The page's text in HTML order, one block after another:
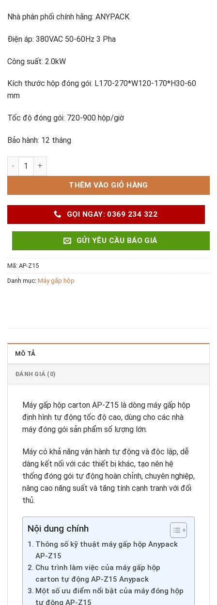
Nhà phân phối chính hãng: ANYPACK
Điện áp: 380VAC 50-60Hz 3 Pha
Công suất: 2.0kW
Kích thước hộp đóng gói: L170-270*W120-170*H30-60
mm
Tốc độ đóng gói: 720-900 hộp/giờ
Bảo hành: 12 tháng
Máy gấp hộp carton tự động AP-Z15 số lượng
THÊM VÀO GIỎ HÀNG
GỌI NGAY: 0369 234 322
GỬI YÊU CẦU BÁO GIÁ
Mã: AP-Z15
Danh mục: Máy gấp hộp
MÔ TẢ
ĐÁNH GIÁ (0)
Máy gấp hộp carton AP-Z15 là dòng máy gấp hộp
định hình tự động tốc độ cao, dùng cho các nhà
máy đóng gói sản phẩm số lượng lớn.
Máy có khả năng vận hành tự động và độc lập, dễ
dàng kết nối với các thiết bị khác, tạo nên hệ
thống đóng gói tự động hoàn chỉnh, chuyên nghiệp,
nâng cao năng suất và tăng tính cạnh tranh với đối
thủ.
Nội dung chính
Thông số kỹ thuật máy gấp hộp Anypack
AP-Z15
Chu trình làm việc của máy gấp hộp
carton tự động AP-Z15 Anypack
Một số ưu điểm nổi bật của máy đóng hộp
tự động AP-Z15